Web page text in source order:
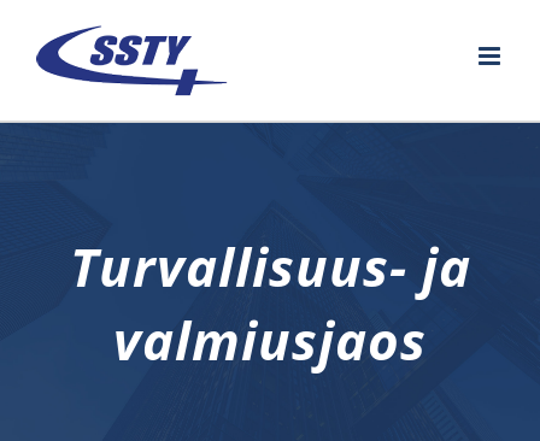
Turvallisuus- ja
valmiusjaos